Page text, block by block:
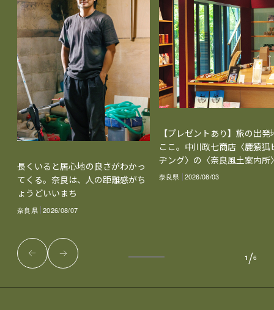
長くいると居心地の良さがわかっ
てくる。奈良は、人の距離感がち
ょうどいいまち
奈良県 2026/08/07
【プレゼントあり】旅の出発
ここ。中川政七商店〈鹿猿狐
ヂング〉の〈奈良風土案内所
奈良県 2026/08/03
1 /6